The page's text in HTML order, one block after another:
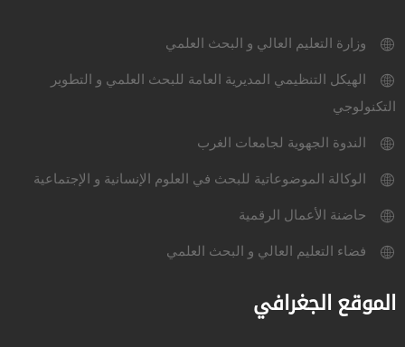
وزارة التعليم العالي و البحث العلمي
الهيكل التنظيمي المديرية العامة للبحث العلمي و التطوير
التكنولوجي
الندوة الجهوية لجامعات الغرب
الوكالة الموضوعاتية للبحث في العلوم الإنسانية و الإجتماعية
حاضنة الأعمال الرقمية
فضاء التعليم العالي و البحث العلمي
الموقع الجغرافي